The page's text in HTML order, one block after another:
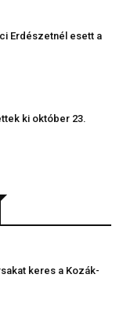
Erdészetnél esett a
ki október 23.
keres a Kozák-